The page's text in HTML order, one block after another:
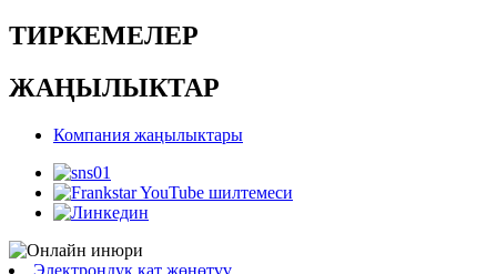
ТИРКЕМЕЛЕР
ЖАҢЫЛЫКТАР
Компания жаңылыктары